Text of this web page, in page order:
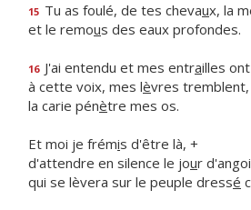
15 Tu as foulé, de tes chevaux, la
et le remous des eaux profondes.
16 J'ai entendu et mes entrailles
à cette voix, mes lèvres tremblent,
la carie pénètre mes os.
Et moi je frémis d'être là, +
d'attendre en silence le jour
qui se lèvera sur le peuple dressé